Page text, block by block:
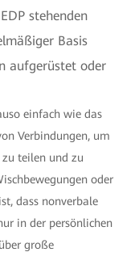
stehenden
Basis
aufgerüstet oder
einfach wie das
Verbindungen, um
teilen und zu
oder
dass nonverbale
in der persönlichen
große